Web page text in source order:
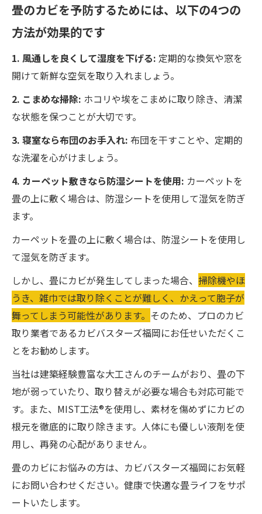
畳のカビを予防するためには、以下の4つの
方法が効果的です
1. 風通しを良くして湿度を下げる: 定期的な換気や窓を
開けて新鮮な空気を取り入れましょう。
2. こまめな掃除: ホコリや埃をこまめに取り除き、清潔
な状態を保つことが大切です。
3. 寝室なら布団のお手入れ: 布団を干すことや、定期的
な洗濯を心がけましょう。
4. カーペット敷きなら防湿シートを使用: カーペットを
畳の上に敷く場合は、防湿シートを使用して湿気を防ぎ
ます。
カーペットを畳の上に敷く場合は、防湿シートを使用し
て湿気を防ぎます。
しかし、畳にカビが発生してしまった場合、 掃除機やほ
うき、雑巾では取り除くことが難しく、かえって胞子が
舞ってしまう可能性があります。 そのため、プロのカビ
取り業者であるカビバスターズ福岡にお任せいただくこ
とをお勧めします。
当社は建築経験豊富な大工さんのチームがおり、畳の下
地が弱っていたり、取り替えが必要な場合も対応可能で
す。また、MIST工法®を使用し、素材を傷めずにカビの
根元を徹底的に取り除きます。人体にも優しい液剤を使
用し、再発の心配がありません。
畳のカビにお悩みの方は、カビバスターズ福岡にお気軽
にお問い合わせください。健康で快適な畳ライフをサポ
ートいたします。